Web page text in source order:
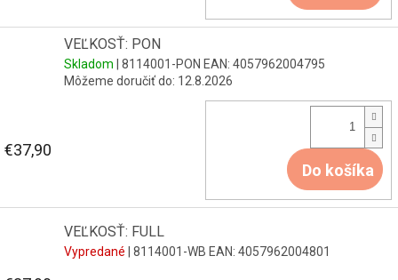
VEĽKOSŤ: PON
Skladom | 8114001-PON EAN: 4057962004795
Môžeme doručiť do: 12.8.2026
€37,90
Do košíka
VEĽKOSŤ: FULL
Vypredané | 8114001-WB EAN: 4057962004801